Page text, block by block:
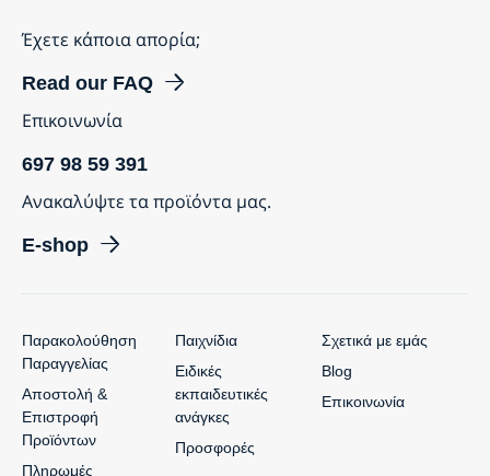
Έχετε κάποια απορία;
Read our FAQ
Επικοινωνία
697 98 59 391
Ανακαλύψτε τα προϊόντα μας.
E-shop
Σχετικά με εμάς
Blog
Επικοινωνία
Παιχνίδια
Ειδικές
εκπαιδευτικές
ανάγκες
Προσφορές
Παρακολούθηση
Παραγγελίας
Αποστολή &
Επιστροφή
Προϊόντων
Πληρωμές